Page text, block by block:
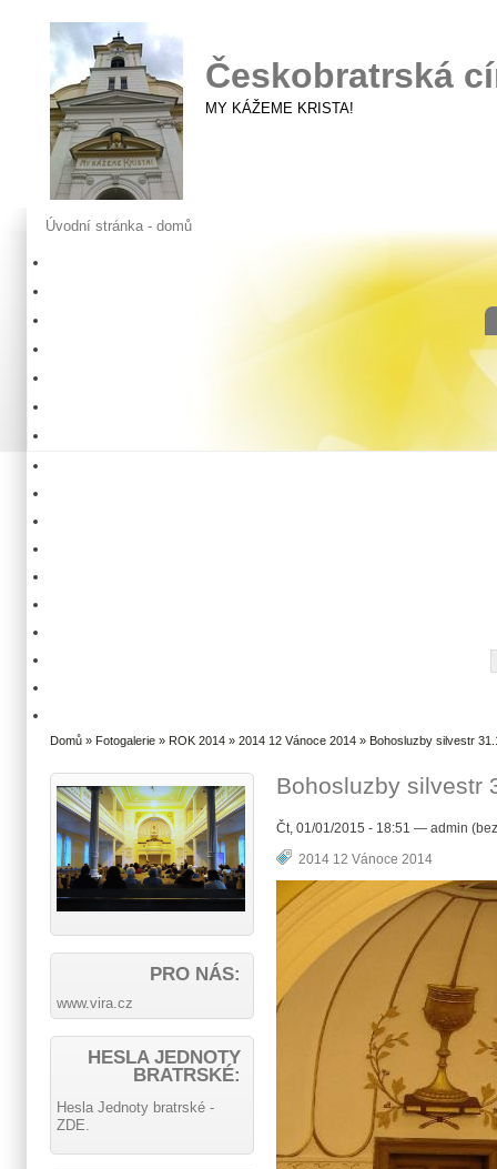
Českobratrská
MY KÁŽEME KRISTA!
Úvodní stránka - domů
Domů » Fotogalerie » ROK 2014 » 2014 12 Vánoce 2014 » Bohosluzby silvestr
Bohosluzby silvestr
Čt, 01/01/2015 - 18:51 — admin
2014 12 Vánoce 2014
PRO NÁS:
www.vira.cz
HESLA JEDNOTY
BRATRSKÉ:
Hesla Jednoty bratrské -
ZDE.